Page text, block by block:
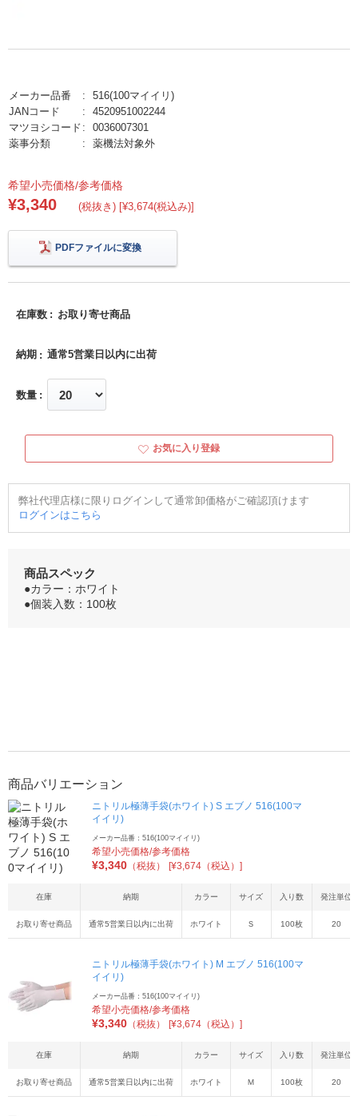
メーカー品番
516(100マイイリ)
JANコード
4520951002244
マツヨシコード
0036007301
薬事分類
薬機法対象外
希望小売価格/参考価格
¥3,340 (税抜き) [¥3,674(税込み)]
PDFファイルに変換
在庫数 お取り寄せ商品
納期 通常5営業日以内に出荷
数量
お気に入り登録
弊社代理店様に限りログインして通常卸価格がご確認頂けます
ログインはこちら
商品スペック
●カラー：ホワイト
●個装入数：100枚
商品バリエーション
ニトリル極薄手袋(ホワイト) S エブノ 516(100マ
イイリ)
メーカー品番：516(100マイイリ)
希望小売価格/参考価格
¥3,340 （税抜） [¥3,674（税込）]
在庫 納期 カラー サイズ 入り数 発注単位
お取り寄せ商品 通常5営業日以内に出荷 ホワイト Ｓ 100枚 20
ニトリル極薄手袋(ホワイト) M エブノ 516(100マ
イイリ)
メーカー品番：516(100マイイリ)
希望小売価格/参考価格
¥3,340 （税抜） [¥3,674（税込）]
在庫 納期 カラー サイズ 入り数 発注単位
お取り寄せ商品 通常5営業日以内に出荷 ホワイト Ｍ 100枚 20